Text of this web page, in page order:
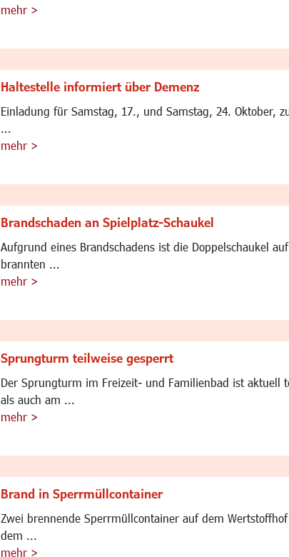
mehr >
Haltestelle informiert über Demenz
Einladung für Samstag, 17., und Samstag, 24. Oktober,
...
mehr >
Brandschaden an Spielplatz-Schaukel
Aufgrund eines Brandschadens ist die Doppelschaukel
brannten ...
mehr >
Sprungturm teilweise gesperrt
Der Sprungturm im Freizeit- und Familienbad ist aktuell
als auch am ...
mehr >
Brand in Sperrmüllcontainer
Zwei brennende Sperrmüllcontainer auf dem
dem ...
mehr >